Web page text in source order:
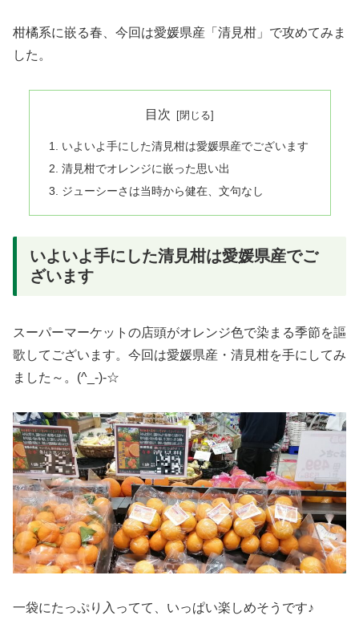
柑橘系に嵌る春、今回は愛媛県産「清見柑」で攻めてみま
した。
目次
いよいよ手にした清見柑は愛媛県産でございます
清見柑でオレンジに嵌った思い出
ジューシーさは当時から健在、文句なし
いよいよ手にした清見柑は愛媛県産でご
ざいます
スーパーマーケットの店頭がオレンジ色で染まる季節を謳
歌してございます。今回は愛媛県産・清見柑を手にしてみ
ました～。(^_-)-☆
一袋にたっぷり入ってて、いっぱい楽しめそうです♪